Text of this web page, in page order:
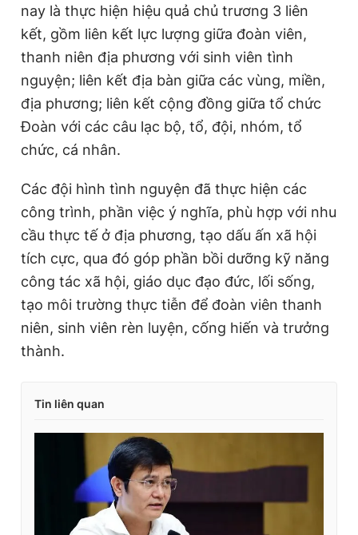
nay là thực hiện hiệu quả chủ trương 3 liên
kết, gồm liên kết lực lượng giữa đoàn viên,
thanh niên địa phương với sinh viên tình
nguyện; liên kết địa bàn giữa các vùng, miền,
địa phương; liên kết cộng đồng giữa tổ chức
Đoàn với các câu lạc bộ, tổ, đội, nhóm, tổ
chức, cá nhân.
Các đội hình tình nguyện đã thực hiện các
công trình, phần việc ý nghĩa, phù hợp với nhu
cầu thực tế ở địa phương, tạo dấu ấn xã hội
tích cực, qua đó góp phần bồi dưỡng kỹ năng
công tác xã hội, giáo dục đạo đức, lối sống,
tạo môi trường thực tiễn để đoàn viên thanh
niên, sinh viên rèn luyện, cống hiến và trưởng
thành.
Tin liên quan